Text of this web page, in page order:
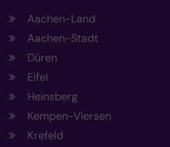
Aachen-Land
Aachen-Stadt
Düren
Eifel
Heinsberg
Kempen-Viersen
Krefeld